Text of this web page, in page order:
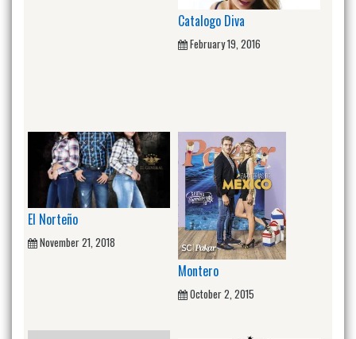
Catalogo Diva
February 19, 2016
El Norteño
November 21, 2018
Montero
October 2, 2015